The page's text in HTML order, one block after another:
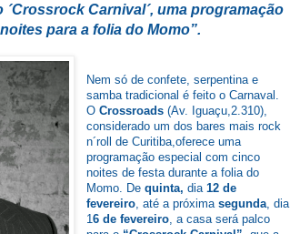
Carnival´, uma programação
para a folia do Momo”.
Nem só de confete, serpentina e
samba tradicional é feito o Carnaval.
OCrossroads (Av. Iguaçu,2.310),
considerado um dos bares mais rock
n´roll de Curitiba,oferece uma
programação especial com cinco
noites de festa durante a folia do
Momo. Dequinta, dia 12 de
fevereiro , até a próximasegunda , dia
16 de fevereiro , a casa será palco